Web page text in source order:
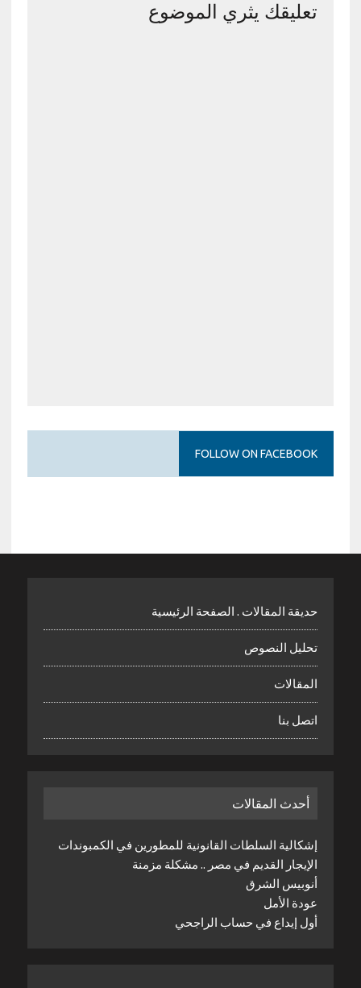
تعليقك يثري الموضوع
FOLLOW ON FACEBOOK
حديقة المقالات . الصفحة الرئيسية
تحليل النصوص
المقالات
اتصل بنا
أحدث المقالات
إشكالية السلطات القانونية للمطورين في الكمبوندات
الإيجار القديم في مصر .. مشكلة مزمنة
أنوبيس الشرق
عودة الأمل
أول إيداع في حساب الراجحي